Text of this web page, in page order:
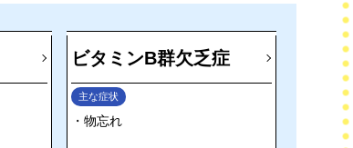
ビタミンB群欠乏症
主な症状
物忘れ